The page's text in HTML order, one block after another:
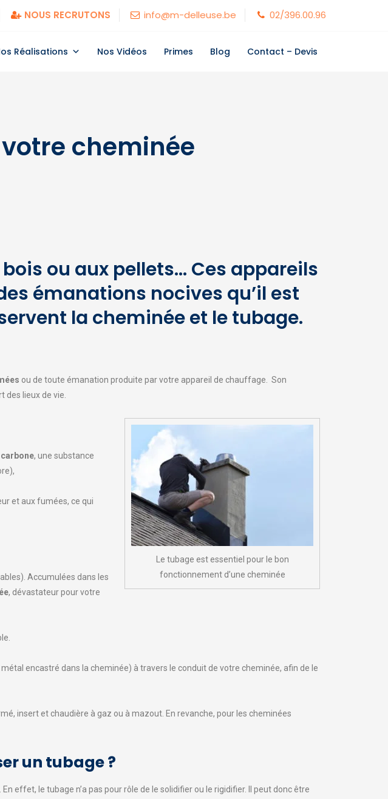
NOUS RECRUTONS info@m-delleuse.be 02/396.00.96
Réalisations Nos Vidéos Primes Blog Contact – Devis
cheminée
ou aux pellets… Ces appareils
émanations nocives qu’il est
la cheminée et le tubage.
ou de toute émanation produite par votre appareil de chauffage. Son
des lieux de vie.
Le tubage est essentiel pour le bon
fonctionnement d’une cheminée
, une substance
et aux fumées, ce qui
Accumulées dans les
, dévastateur pour votre
encastré dans la cheminée) à travers le conduit de votre cheminée, afin de le
insert et chaudière à gaz ou à mazout. En revanche, pour les cheminées
un tubage ?
. En effet, le tubage n’a pas pour rôle de le solidifier ou le rigidifier. Il peut donc être